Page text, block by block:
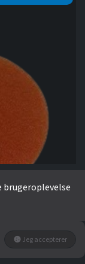
brugeroplevelse
Jeg accepterer